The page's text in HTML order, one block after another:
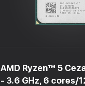
AMD Ryzen™ 5
- 3.6 GHz, 6 cores/